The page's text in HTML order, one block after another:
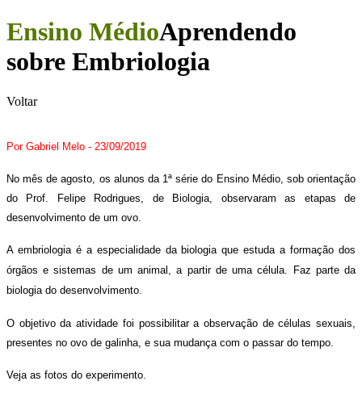
Ensino MédioAprendendo
sobre Embriologia
Voltar
Por Gabriel Melo - 23/09/2019
No mês de agosto, os alunos da 1ª série do Ensino Médio, sob orientação
do Prof. Felipe Rodrigues, de Biologia, observaram as etapas de
desenvolvimento de um ovo.
A embriologia é a especialidade da biologia que estuda a formação dos
órgãos e sistemas de um animal, a partir de uma célula. Faz parte da
biologia do desenvolvimento.
O objetivo da atividade foi possibilitar a observação de células sexuais,
presentes no ovo de galinha, e sua mudança com o passar do tempo.
Veja as fotos do experimento.